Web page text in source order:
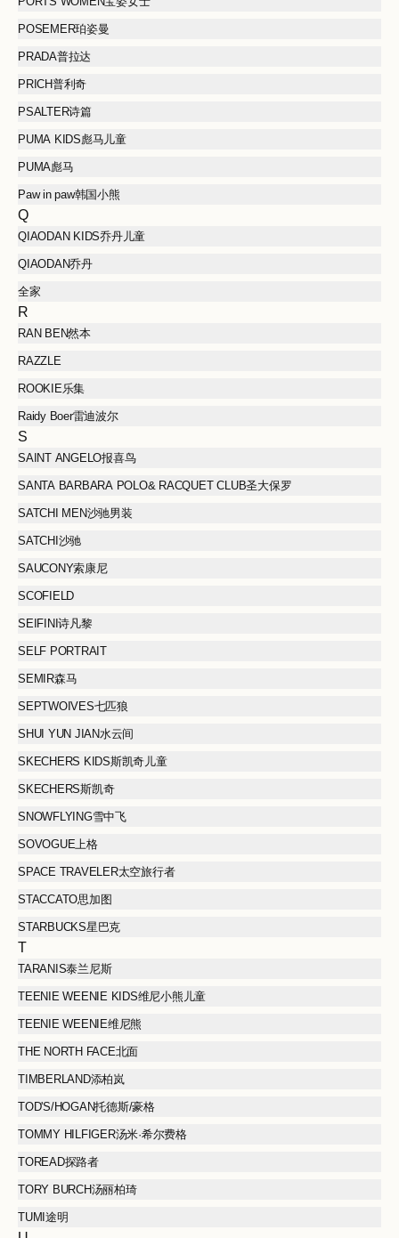
POSEMER珀姿曼
PRADA普拉达
PRICH普利奇
PSALTER诗篇
PUMA KIDS彪马儿童
PUMA彪马
Paw in paw韩国小熊
Q
QIAODAN KIDS乔丹儿童
QIAODAN乔丹
全家
R
RAN BEN然本
RAZZLE
ROOKIE乐集
Raidy Boer雷迪波尔
S
SAINT ANGELO报喜鸟
SANTA BARBARA POLO& RACQUET CLUB圣大保罗
SATCHI MEN沙驰男装
SATCHI沙驰
SAUCONY索康尼
SCOFIELD
SEIFINI诗凡黎
SELF PORTRAIT
SEMIR森马
SEPTWOIVES七匹狼
SHUI YUN JIAN水云间
SKECHERS KIDS斯凯奇儿童
SKECHERS斯凯奇
SNOWFLYING雪中飞
SOVOGUE上格
SPACE TRAVELER太空旅行者
STACCATO思加图
STARBUCKS星巴克
T
TARANIS泰兰尼斯
TEENIE WEENIE KIDS维尼小熊儿童
TEENIE WEENIE维尼熊
THE NORTH FACE北面
TIMBERLAND添柏岚
TOD'S/HOGAN托德斯/豪格
TOMMY HILFIGER汤米·希尔费格
TOREAD探路者
TORY BURCH汤丽柏琦
TUMI途明